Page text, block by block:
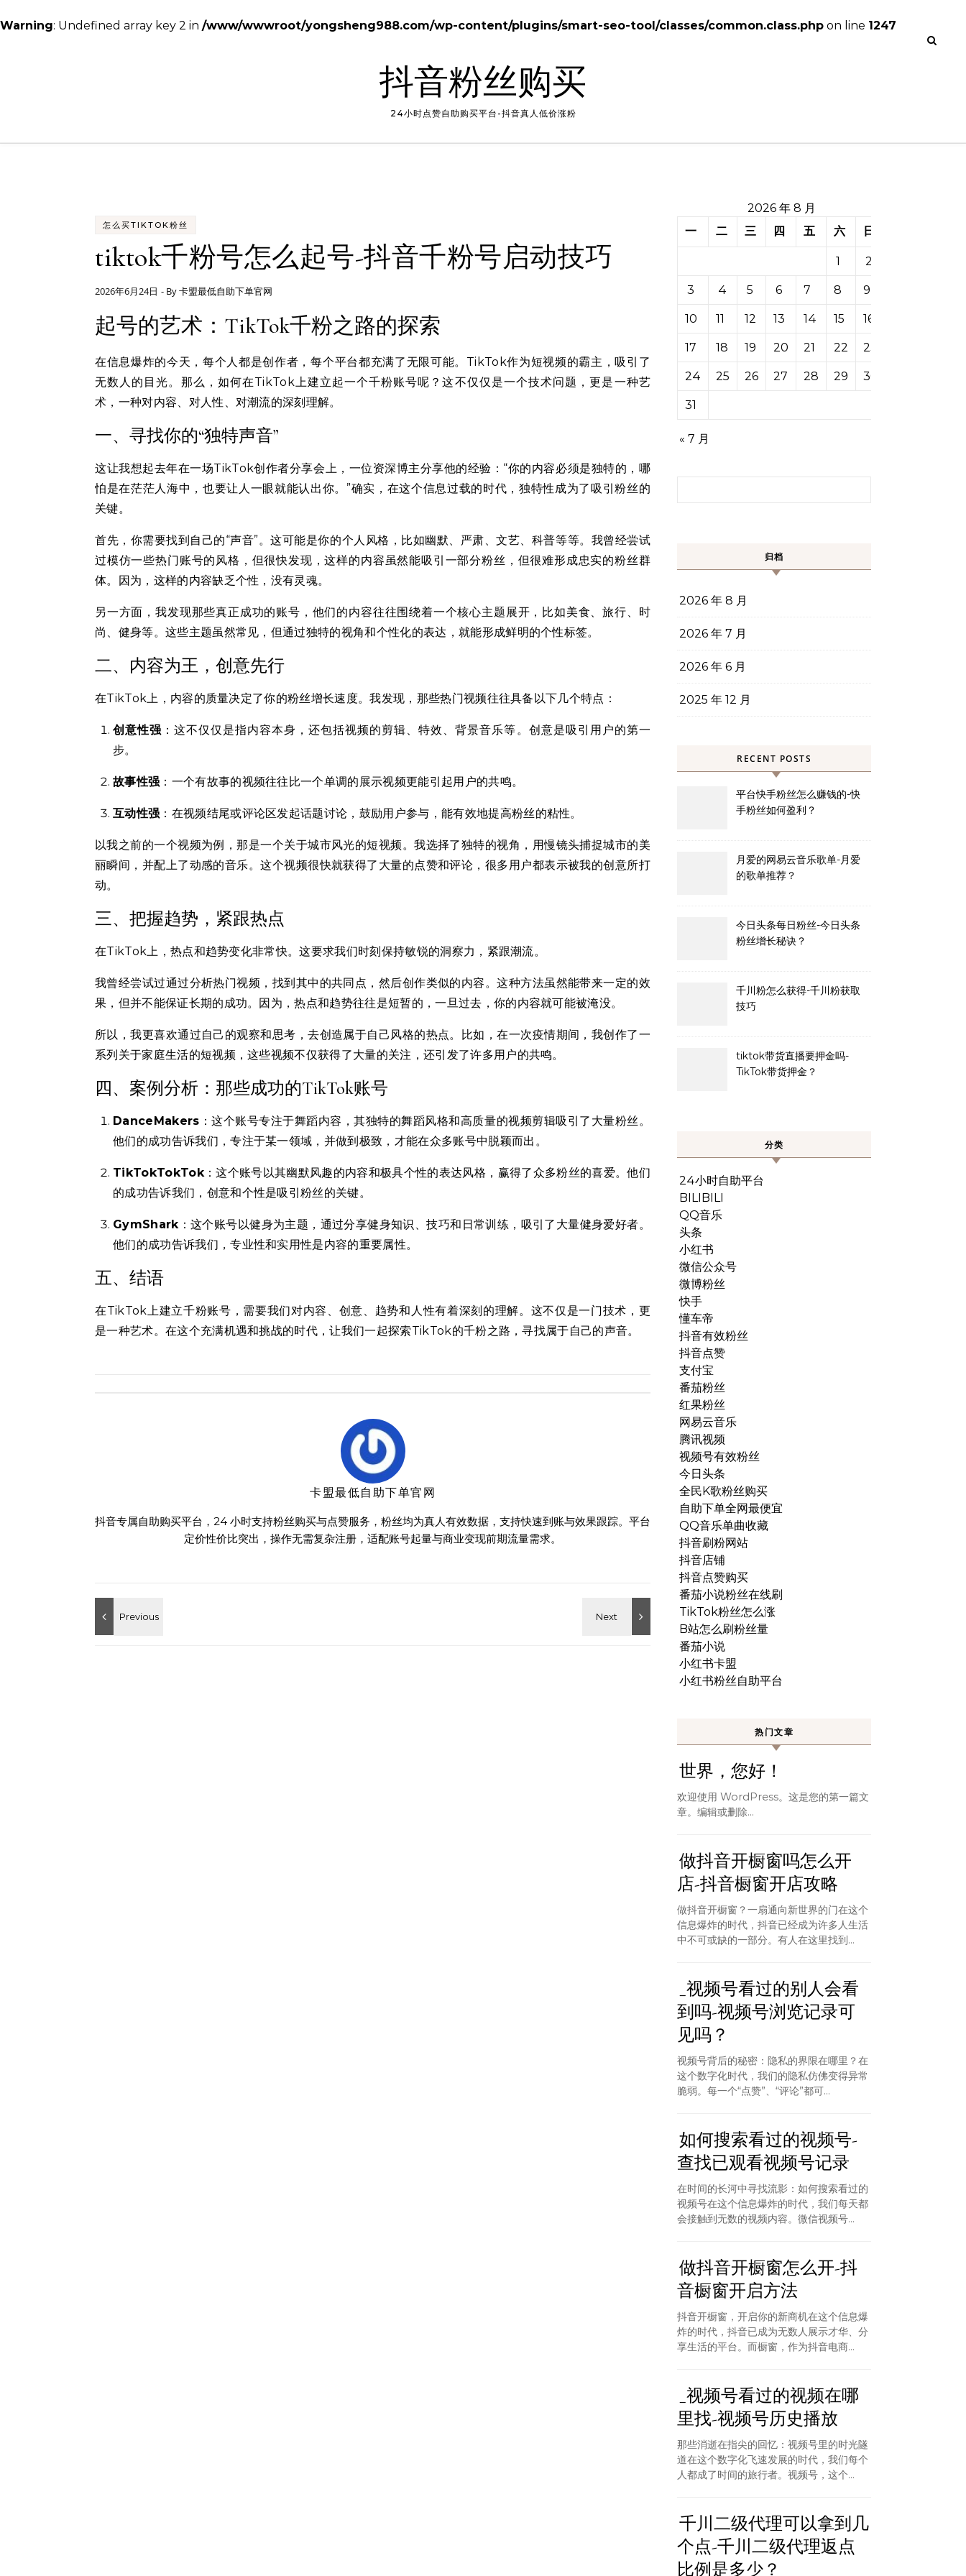
Warning: Undefined array key 2 in /www/wwwroot/yongsheng988.com/wp-content/plugins/smart-seo-tool/classes/common.class.php on line 1247
抖音粉丝购买
24小时点赞自助购买平台-抖音真人低价涨粉
怎么买TIKTOK粉丝
tiktok千粉号怎么起号-抖音千粉号启动技巧
2026年6月24日 - By卡盟最低自助下单官网
起号的艺术：TikTok千粉之路的探索
在信息爆炸的今天，每个人都是创作者，每个平台都充满了无限可能。TikTok作为短视频的霸主，吸引了
无数人的目光。那么，如何在TikTok上建立起一个千粉账号呢？这不仅仅是一个技术问题，更是一种艺
术，一种对内容、对人性、对潮流的深刻理解。
一、寻找你的“独特声音”
这让我想起去年在一场TikTok创作者分享会上，一位资深博主分享他的经验：“你的内容必须是独特的，哪
怕是在茫茫人海中，也要让人一眼就能认出你。”确实，在这个信息过载的时代，独特性成为了吸引粉丝的
关键。
首先，你需要找到自己的“声音”。这可能是你的个人风格，比如幽默、严肃、文艺、科普等等。我曾经尝试
过模仿一些热门账号的风格，但很快发现，这样的内容虽然能吸引一部分粉丝，但很难形成忠实的粉丝群
体。因为，这样的内容缺乏个性，没有灵魂。
另一方面，我发现那些真正成功的账号，他们的内容往往围绕着一个核心主题展开，比如美食、旅行、时
尚、健身等。这些主题虽然常见，但通过独特的视角和个性化的表达，就能形成鲜明的个性标签。
二、内容为王，创意先行
在TikTok上，内容的质量决定了你的粉丝增长速度。我发现，那些热门视频往往具备以下几个特点：
创意性强 ：这不仅仅是指内容本身，还包括视频的剪辑、特效、背景音乐等。创意是吸引用户的第一
步。
故事性强 ：一个有故事的视频往往比一个单调的展示视频更能引起用户的共鸣。
互动性强 ：在视频结尾或评论区发起话题讨论，鼓励用户参与，能有效地提高粉丝的粘性。
以我之前的一个视频为例，那是一个关于城市风光的短视频。我选择了独特的视角，用慢镜头捕捉城市的美
丽瞬间，并配上了动感的音乐。这个视频很快就获得了大量的点赞和评论，很多用户都表示被我的创意所打
动。
三、把握趋势，紧跟热点
在TikTok上，热点和趋势变化非常快。这要求我们时刻保持敏锐的洞察力，紧跟潮流。
我曾经尝试过通过分析热门视频，找到其中的共同点，然后创作类似的内容。这种方法虽然能带来一定的效
果，但并不能保证长期的成功。因为，热点和趋势往往是短暂的，一旦过去，你的内容就可能被淹没。
所以，我更喜欢通过自己的观察和思考，去创造属于自己风格的热点。比如，在一次疫情期间，我创作了一
系列关于家庭生活的短视频，这些视频不仅获得了大量的关注，还引发了许多用户的共鸣。
四、案例分析：那些成功的TikTok账号
DanceMakers ：这个账号专注于舞蹈内容，其独特的舞蹈风格和高质量的视频剪辑吸引了大量粉丝。
他们的成功告诉我们，专注于某一领域，并做到极致，才能在众多账号中脱颖而出。
TikTokTokTok：这个账号以其幽默风趣的内容和极具个性的表达风格，赢得了众多粉丝的喜爱。他们
的成功告诉我们，创意和个性是吸引粉丝的关键。
GymShark：这个账号以健身为主题，通过分享健身知识、技巧和日常训练，吸引了大量健身爱好者。
他们的成功告诉我们，专业性和实用性是内容的重要属性。
五、结语
在TikTok上建立千粉账号，需要我们对内容、创意、趋势和人性有着深刻的理解。这不仅是一门技术，更
是一种艺术。在这个充满机遇和挑战的时代，让我们一起探索TikTok的千粉之路，寻找属于自己的声音。
卡盟最低自助下单官网
抖音专属自助购买平台，24 小时支持粉丝购买与点赞服务，粉丝均为真人有效数据，支持快速到账与效果跟踪。平台
定价性价比突出，操作无需复杂注册，适配账号起量与商业变现前期流量需求。
2026 年 8 月
一
二 三 四 五 六 日
1 2
3 4 5 6 7 8 9
10 11 12 13 14 15 16
17 18 19 20 21 22 23
24 25 26 27 28 29 30
31
« 7 月
归档
2026 年 8 月
2026 年 7 月
2026 年 6 月
2025 年 12 月
RECENT POSTS
平台快手粉丝怎么赚钱的-快
手粉丝如何盈利？
月爱的网易云音乐歌单-月爱
的歌单推荐？
今日头条每日粉丝-今日头条
粉丝增长秘诀？
千川粉怎么获得-千川粉获取
技巧
tiktok带货直播要押金吗-
TikTok带货押金？
分类
24小时自助平台
BILIBILI
QQ音乐
头条
小红书
微信公众号
微博粉丝
快手
懂车帝
抖音有效粉丝
抖音点赞
支付宝
番茄粉丝
红果粉丝
网易云音乐
腾讯视频
视频号有效粉丝
今日头条
全民K歌粉丝购买
自助下单全网最便宜
QQ音乐单曲收藏
抖音刷粉网站
抖音店铺
抖音点赞购买
番茄小说粉丝在线刷
TikTok粉丝怎么涨
B站怎么刷粉丝量
番茄小说
小红书卡盟
小红书粉丝自助平台
热门文章
世界，您好！
欢迎使用 WordPress。这是您的第一篇文
章。编辑或删除…
做抖音开橱窗吗怎么开
店-抖音橱窗开店攻略
做抖音开橱窗？一扇通向新世界的门在这个
信息爆炸的时代，抖音已经成为许多人生活
中不可或缺的一部分。有人在这里找到...
_视频号看过的别人会看
到吗-视频号浏览记录可
见吗？
视频号背后的秘密：隐私的界限在哪里？在
这个数字化时代，我们的隐私仿佛变得异常
脆弱。每一个“点赞”、“评论”都可...
如何搜索看过的视频号-
查找已观看视频号记录
在时间的长河中寻找流影：如何搜索看过的
视频号在这个信息爆炸的时代，我们每天都
会接触到无数的视频内容。微信视频号...
做抖音开橱窗怎么开-抖
音橱窗开启方法
抖音开橱窗，开启你的新商机在这个信息爆
炸的时代，抖音已成为无数人展示才华、分
享生活的平台。而橱窗，作为抖音电商...
_视频号看过的视频在哪
里找-视频号历史播放
那些消逝在指尖的回忆：视频号里的时光隧
道在这个数字化飞速发展的时代，我们每个
人都成了时间的旅行者。视频号，这个...
千川二级代理可以拿到几
个点-千川二级代理返点
比例是多少？